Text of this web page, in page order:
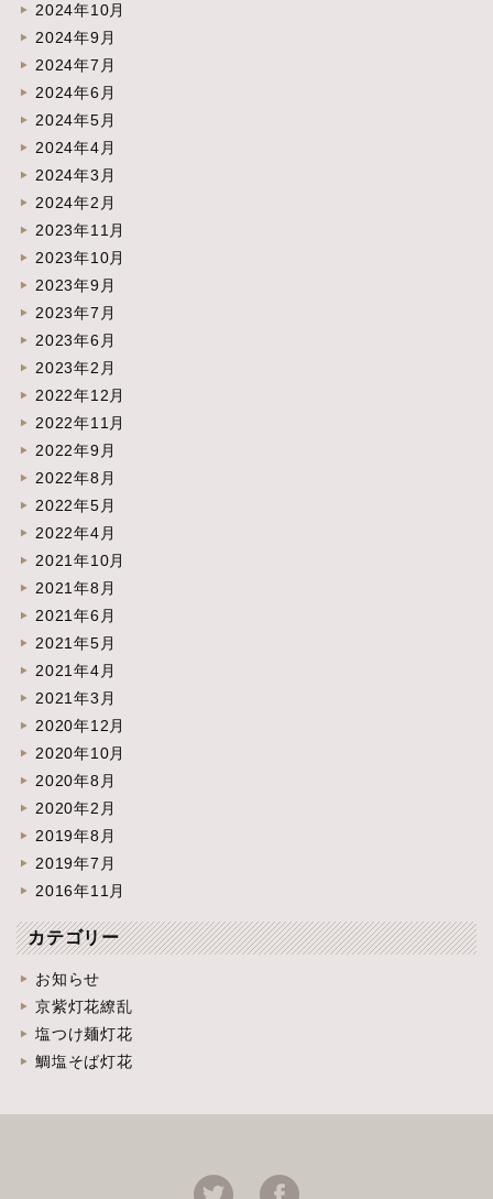
2024年10月
2024年9月
2024年7月
2024年6月
2024年5月
2024年4月
2024年3月
2024年2月
2023年11月
2023年10月
2023年9月
2023年7月
2023年6月
2023年2月
2022年12月
2022年11月
2022年9月
2022年8月
2022年5月
2022年4月
2021年10月
2021年8月
2021年6月
2021年5月
2021年4月
2021年3月
2020年12月
2020年10月
2020年8月
2020年2月
2019年8月
2019年7月
2016年11月
カテゴリー
お知らせ
京紫灯花繚乱
塩つけ麺灯花
鯛塩そば灯花